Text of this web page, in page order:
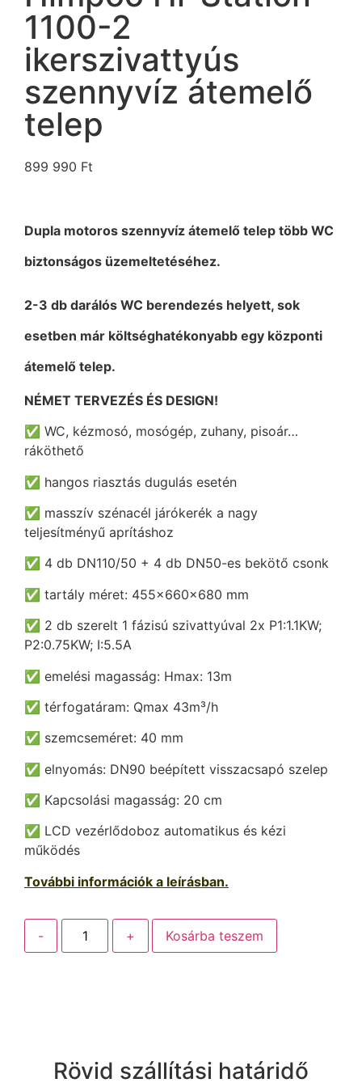
1100-2
ikerszivattyús
szennyvíz átemelő
telep
899 990 Ft
Dupla motoros szennyvíz átemelő telep több WC
biztonságos üzemeltetéséhez.
2-3 db darálós WC berendezés helyett, sok
esetben már költséghatékonyabb egy központi
átemelő telep.
NÉMET TERVEZÉS ÉS DESIGN!
✅ WC, kézmosó, mosógép, zuhany, pisoár…
ráköthető
✅ hangos riasztás dugulás esetén
✅ masszív szénacél járókerék a nagy
teljesítményű aprításhoz
✅ 4 db DN110/50 + 4 db DN50-es bekötő csonk
✅ tartály méret: 455×660×680 mm
✅ 2 db szerelt 1 fázisú szivattyúval 2x P1:1.1KW;
P2:0.75KW; I:5.5A
✅ emelési magasság: Hmax: 13m
✅ térfogatáram: Qmax 43m³/h
✅ szemcseméret: 40 mm
✅ elnyomás: DN90 beépített visszacsapó szelep
✅ Kapcsolási magasság: 20 cm
✅ LCD vezérlődoboz automatikus és kézi
működés
További információk a leírásban.
- + Kosárba teszem
Rövid szállítási határidő